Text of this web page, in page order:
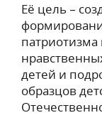
Её цель –
детей и
образцов